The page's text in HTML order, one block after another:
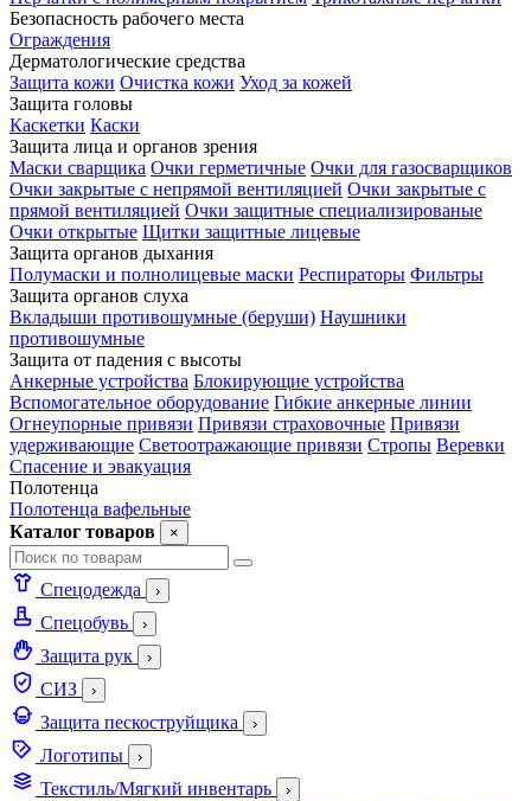
Безопасность рабочего места
Ограждения
Дерматологические средства
Защита кожи Очистка кожи Уход за кожей
Защита головы
Каскетки Каски
Защита лица и органов зрения
Маски сварщика Очки герметичные Очки для газосварщиков
Очки закрытые с непрямой вентиляцией Очки закрытые с
прямой вентиляцией Очки защитные специализированые
Очки открытые Щитки защитные лицевые
Защита органов дыхания
Полумаски и полнолицевые маски Респираторы Фильтры
Защита органов слуха
Вкладыши противошумные (беруши) Наушники
противошумные
Защита от падения с высоты
Анкерные устройства Блокирующие устройства
Вспомогательное оборудование Гибкие анкерные линии
Огнеупорные привязи Привязи страховочные Привязи
удерживающие Светоотражающие привязи Стропы Веревки
Спасение и эвакуация
Полотенца
Полотенца вафельные
Каталог товаров
×
Спецодежда ›
Спецобувь ›
Защита рук ›
СИЗ ›
Защита пескоструйщика ›
Логотипы ›
Текстиль/Мягкий инвентарь ›